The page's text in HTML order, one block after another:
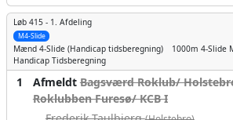
Løb 415 - 1. Afdeling
M4-Slide
Mænd 4-Slide (Handicap tidsberegning) 1000m 4-Slide
Handicap Tidsberegning
1 AfmeldtBagsværd Roklub/
Roklubben Furesø/ KCB I